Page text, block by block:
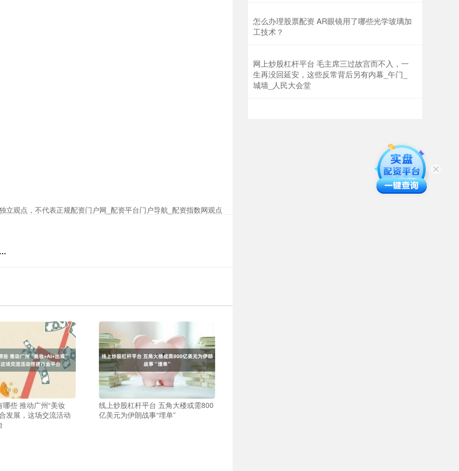
立观点，不代表正规配资门户网_配资平台门户导航_配资指数网观点
些 推动广州“美妆
发展，这场交流活动
线上炒股杠杆平台 五角大楼或需800
亿美元为伊朗战事“埋单”
怎么办理股票配资 AR眼镜用了哪些光学玻璃加
工技术？
网上炒股杠杆平台 毛主席三过故宫而不入，一
生再没回延安，这些反常背后另有内幕_午门_
城墙_人民大会堂